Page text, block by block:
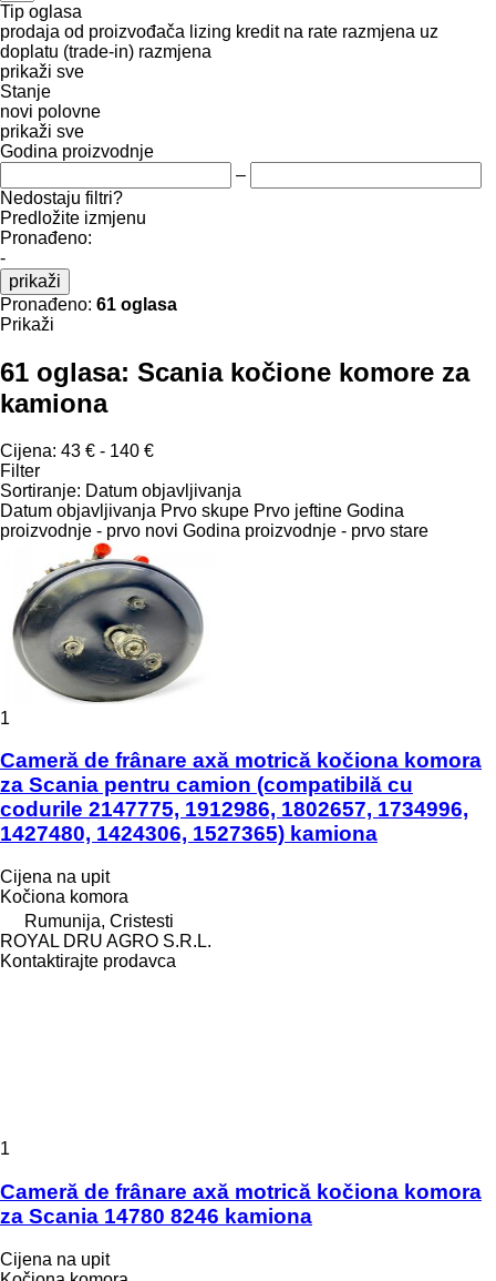
Tip oglasa
prodaja od proizvođača lizing kredit na rate razmjena uz
doplatu (trade-in) razmjena
prikaži sve
Stanje
novi polovne
prikaži sve
Godina proizvodnje
–
Nedostaju filtri?
Predložite izmjenu
Pronađeno:
-
prikaži
Pronađeno: 61 oglasa
Prikaži
61 oglasa: Scania kočione komore za
kamiona
Cijena: 43 € - 140 €
Filter
Sortiranje: Datum objavljivanja
Datum objavljivanja Prvo skupe Prvo jeftine Godina
proizvodnje - prvo novi Godina proizvodnje - prvo stare
1
Cameră de frânare axă motrică kočiona komora
za Scania pentru camion (compatibilă cu
codurile 2147775, 1912986, 1802657, 1734996,
1427480, 1424306, 1527365) kamiona
Cijena na upit
Kočiona komora
Rumunija, Cristesti
ROYAL DRU AGRO S.R.L.
Kontaktirajte prodavca
1
Cameră de frânare axă motrică kočiona komora
za Scania 14780 8246 kamiona
Cijena na upit